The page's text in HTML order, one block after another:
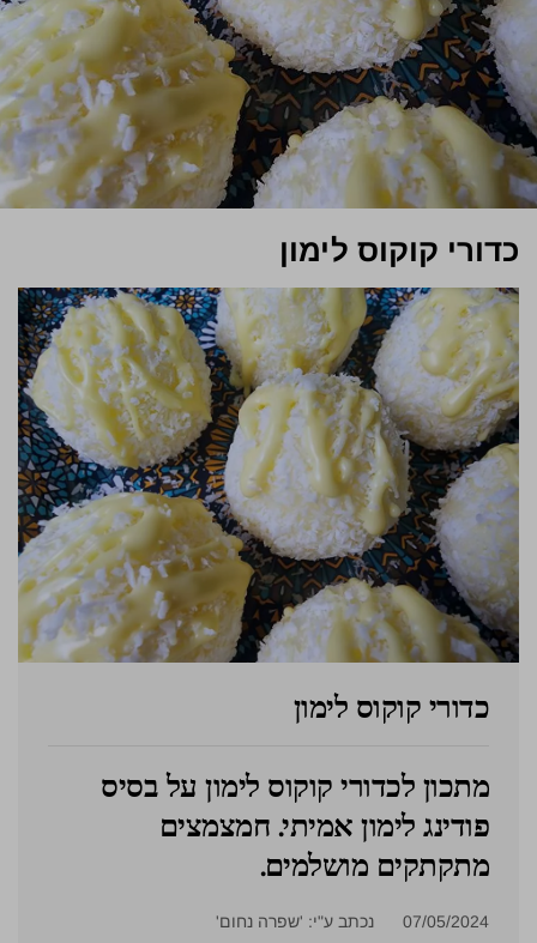
כדורי קוקוס לימון
כדורי קוקוס לימון
מתכון לכדורי קוקוס לימון על בסיס
פודינג לימון אמיתי. חמצמצים
מתקתקים מושלמים.
07/05/2024 נכתב ע"י: 'שפרה נחום'